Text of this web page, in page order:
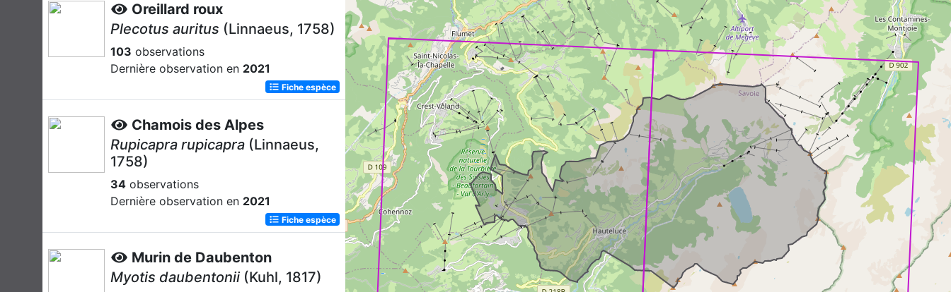
Oreillard roux
Plecotus auritus (Linnaeus, 1758)
103 observations
Dernière observation en 2021
Fiche espèce
Chamois des Alpes
Rupicapra rupicapra (Linnaeus,
1758)
34 observations
Dernière observation en 2021
Fiche espèce
Murin de Daubenton
Myotis daubentonii (Kuhl, 1817)